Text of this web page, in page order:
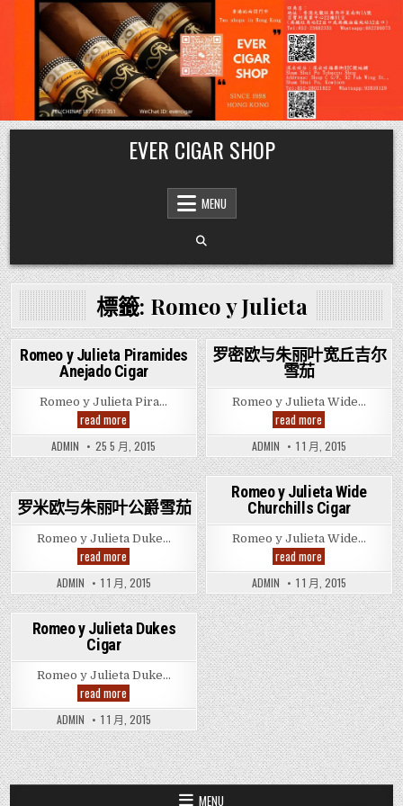
Skip
to
content
EVER CIGAR SHOP
MENU
標籤: Romeo y Julieta
in
Romeo y Julieta Piramides
Anejado Cigar
Romeo y Julieta Pira…
read more
y
Julieta
Piramides
Anejado
Cigar
ADMIN 25 5 月, 2015
in
罗密欧与朱丽叶宽丘吉尔
雪茄
Romeo y Julieta Wide…
read more
密
欧
与
朱
丽
叶
宽
丘
吉
尔
雪
ADMIN 1 1 月, 2015
in
Romeo y Julieta Wide
Churchills Cigar
Romeo y Julieta Wide…
read more
y
Julieta
Wide
Churchills
Cigar
ADMIN 1 1 月, 2015
Posted
罗米欧与朱丽叶公爵雪茄
Romeo y Julieta Duke…
read more
米
欧
与
朱
丽
叶
公
雪
茄
ADMIN 1 1 月, 2015
in
Romeo y Julieta Dukes
Cigar
Romeo y Julieta Duke…
read more
y
Julieta
Dukes
Cigar
ADMIN 1 1 月, 2015
MENU